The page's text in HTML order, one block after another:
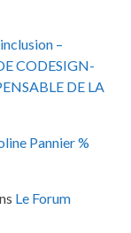
–
CODESIGN-
DE LA
Pannier %
Le Forum